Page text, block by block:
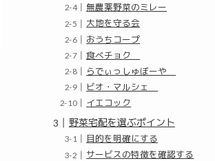
無農薬野菜のミレー
大地を守る会
おうちコープ
食べチョク
らでぃっしゅぼーや
ビオ・マルシェ
イエコック
野菜宅配を選ぶポイント
目的を明確にする
サービスの特徴を確認する